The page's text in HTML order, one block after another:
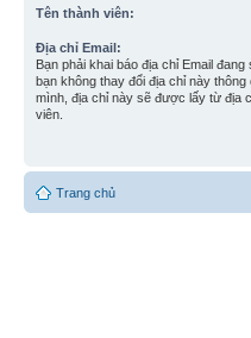
Tên thành viên:
Địa chỉ Email:
Bạn phải khai báo địa chỉ Email
bạn không thay đổi địa chỉ này
mình, địa chỉ này sẽ được lấy từ địa
viên.
Trang chủ